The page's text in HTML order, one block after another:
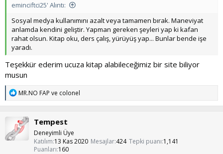
eminciftci25' Alıntı:
Sosyal medya kullanımını azalt veya tamamen bırak. Maneviyat
anlamda kendini geliştir. Yapman gereken şeyleri yap ki kafan
rahat olsun. Kitap oku, ders çalış, yürüyüş yap... Bunlar bende işe
yaradı.
Teşekkür ederim ucuza kitap alabileceğimiz bir site biliyor
musun
T
p
i
l
MR.NO FAP ve colonel
Tempest
Deneyimli Üye
Katılım 13 Kas 2020 Mesajlar 424 Tepki puanı 1,141
Puanları 160